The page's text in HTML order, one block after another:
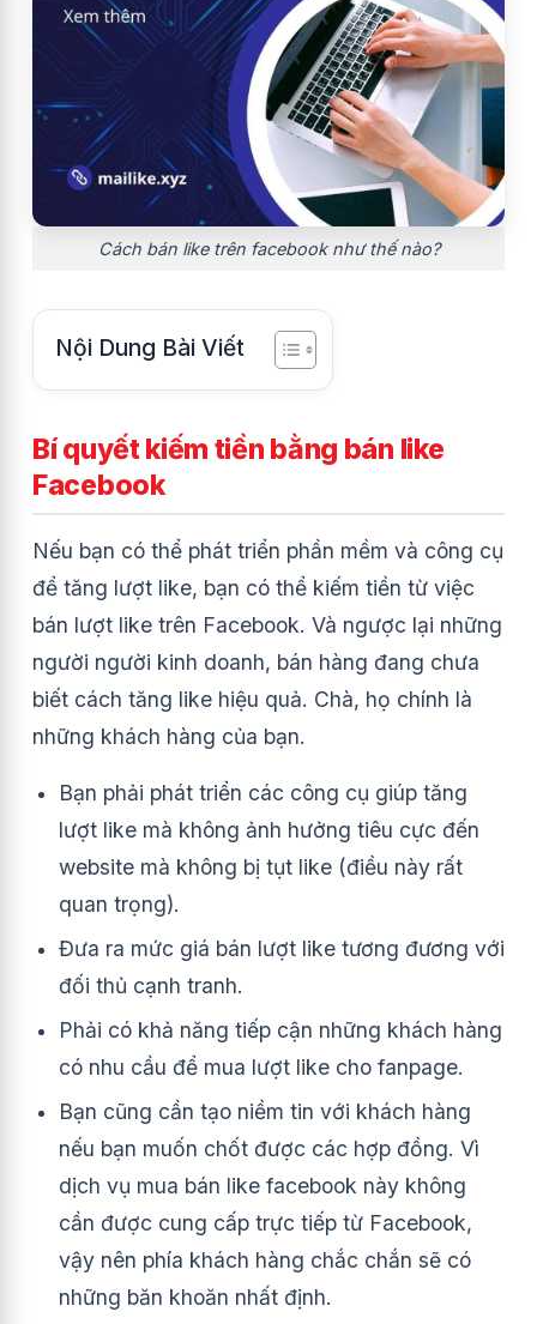
Cách bán like trên facebook như thế nào?
Nội Dung Bài Viết
Bí quyết kiếm tiền bằng bán like
Facebook
Nếu bạn có thể phát triển phần mềm và công cụ
để tăng lượt like, bạn có thể kiếm tiền từ việc
bán lượt like trên Facebook. Và ngược lại những
người người kinh doanh, bán hàng đang chưa
biết cách tăng like hiệu quả. Chà, họ chính là
những khách hàng của bạn.
Bạn phải phát triển các công cụ giúp tăng
lượt like mà không ảnh hưởng tiêu cực đến
website mà không bị tụt like (điều này rất
quan trọng).
Đưa ra mức giá bán lượt like tương đương với
đối thủ cạnh tranh.
Phải có khả năng tiếp cận những khách hàng
có nhu cầu để mua lượt like cho fanpage.
Bạn cũng cần tạo niềm tin với khách hàng
nếu bạn muốn chốt được các hợp đồng. Vì
dịch vụ mua bán like facebook này không
cần được cung cấp trực tiếp từ Facebook,
vậy nên phía khách hàng chắc chắn sẽ có
những băn khoăn nhất định.